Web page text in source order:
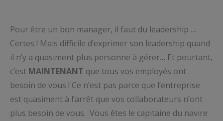
Pour être un bon manager, il faut du leadership …
Certes ! Mais difficile d’exprimer son leadership quand
il n’y a quasiment plus personne à gérer… Et pourtant,
c’est MAINTENANT que tous vos employés ont
besoin de vous ! Ce n’est pas parce que l’entreprise
est quasiment à l’arrêt que vos collaborateurs n’ont
plus besoin de vous. Vous êtes le capitaine du navire